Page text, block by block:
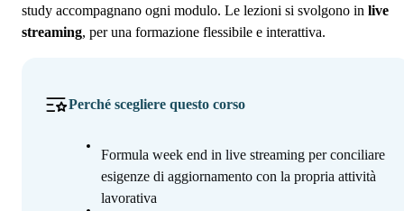
study accompagnano ogni modulo. Le lezioni si svolgono in live
streaming, per una formazione flessibile e interattiva.
Perché scegliere questo corso
Formula week end in live streaming per conciliare
esigenze di aggiornamento con la propria attività
lavorativa